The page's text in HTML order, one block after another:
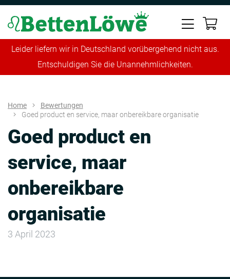
Leider liefern wir in Deutschland vorübergehend nicht aus.
Entschuldigen Sie die Unannehmlichkeiten.
Home
Bewertungen
Goed product en service, maar onbereikbare organisatie
Goed product en
service, maar
onbereikbare
organisatie
3 April 2023